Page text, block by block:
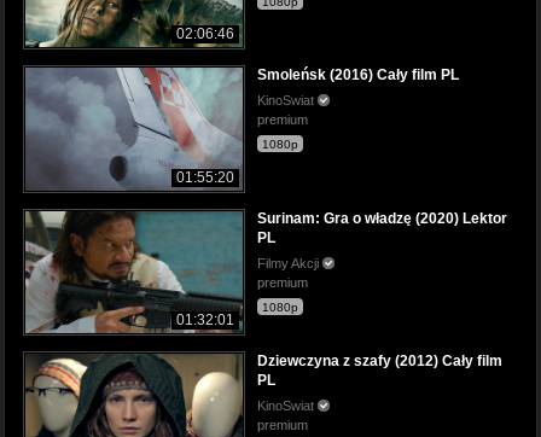
02:06:46
01:55:20
Smoleńsk (2016) Cały film PL
KinoSwiat
premium
1080p
01:32:01
Surinam: Gra o władzę (2020) Lektor
PL
Filmy Akcji
premium
1080p
Dziewczyna z szafy (2012) Cały film
PL
KinoSwiat
premium